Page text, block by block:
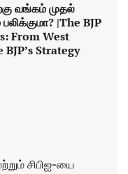
வங்கம் முதல்
|The BJP
From West
Strategy
சிபிஐ-யை